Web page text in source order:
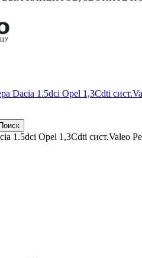
Dacia 1.5dci Opel 1,3Cdti
1.5dci Opel 1,3Cdti сист.Valeo